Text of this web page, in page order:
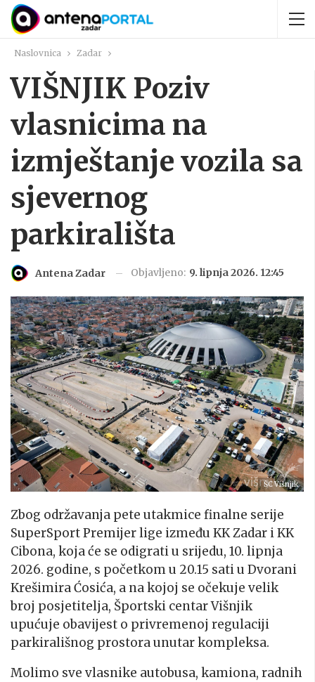
Naslovnica Zadar
VIŠNJIK Poziv
vlasnicima na
izmještanje vozila sa
sjevernog
parkirališta
Antena Zadar Objavljeno: 9. lipnja 2026. 12:45
ŠC Višnjik
Zbog održavanja pete utakmice finalne serije
SuperSport Premijer lige između KK Zadar i KK
Cibona, koja će se odigrati u srijedu, 10. lipnja
2026. godine, s početkom u 20.15 sati u Dvorani
Krešimira Ćosića, a na kojoj se očekuje velik
broj posjetitelja, Športski centar Višnjik
upućuje obavijest o privremenoj regulaciji
parkirališnog prostora unutar kompleksa.
Molimo sve vlasnike autobusa, kamiona, radnih